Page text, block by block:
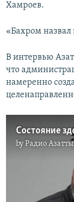
Хамроев.
«Бахром назвал
В интервью
что
намеренно
byРадио
No